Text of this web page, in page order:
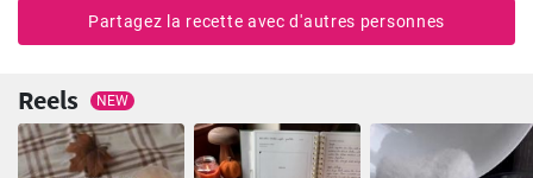
Partagez la recette avec d'autres personnes
Reels NEW